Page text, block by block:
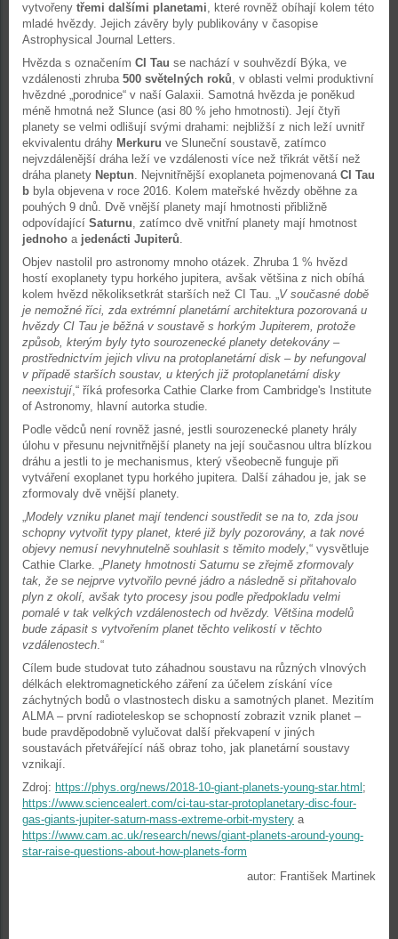
vytvořeny třemi dalšími planetami, které rovněž obíhají kolem této
mladé hvězdy. Jejich závěry byly publikovány v časopise
Astrophysical Journal Letters.
Hvězda s označením CI Tau se nachází v souhvězdí Býka, ve
vzdálenosti zhruba 500 světelných roků, v oblasti velmi produktivní
hvězdné „porodnice“ v naší Galaxii. Samotná hvězda je poněkud
méně hmotná než Slunce (asi 80 % jeho hmotnosti). Její čtyři
planety se velmi odlišují svými drahami: nejbližší z nich leží uvnitř
ekvivalentu dráhy Merkuru ve Sluneční soustavě, zatímco
nejvzdálenější dráha leží ve vzdálenosti více než třikrát větší než
dráha planety Neptun. Nejvnitřnější exoplaneta pojmenovaná CI Tau
b byla objevena v roce 2016. Kolem mateřské hvězdy oběhne za
pouhých 9 dnů. Dvě vnější planety mají hmotnosti přibližně
odpovídající Saturnu, zatímco dvě vnitřní planety mají hmotnost
jednoho a jedenácti Jupiterů.
Objev nastolil pro astronomy mnoho otázek. Zhruba 1 % hvězd
hostí exoplanety typu horkého jupitera, avšak většina z nich obíhá
kolem hvězd několiksetkrát starších než CI Tau. „V současné době
je nemožné říci, zda extrémní planetární architektura pozorovaná u
hvězdy CI Tau je běžná v soustavě s horkým Jupiterem, protože
způsob, kterým byly tyto sourozenecké planety detekovány –
prostřednictvím jejich vlivu na protoplanetární disk – by nefungoval
v případě starších soustav, u kterých již protoplanetární disky
neexistují,“ říká profesorka Cathie Clarke from Cambridge's Institute
of Astronomy, hlavní autorka studie.
Podle vědců není rovněž jasné, jestli sourozenecké planety hrály
úlohu v přesunu nejvnitřnější planety na její současnou ultra blízkou
dráhu a jestli to je mechanismus, který všeobecně funguje při
vytváření exoplanet typu horkého jupitera. Další záhadou je, jak se
zformovaly dvě vnější planety.
„Modely vzniku planet mají tendenci soustředit se na to, zda jsou
schopny vytvořit typy planet, které již byly pozorovány, a tak nové
objevy nemusí nevyhnutelně souhlasit s těmito modely,“ vysvětluje
Cathie Clarke. „Planety hmotnosti Saturnu se zřejmě zformovaly
tak, že se nejprve vytvořilo pevné jádro a následně si přitahovalo
plyn z okolí, avšak tyto procesy jsou podle předpokladu velmi
pomalé v tak velkých vzdálenostech od hvězdy. Většina modelů
bude zápasit s vytvořením planet těchto velikostí v těchto
vzdálenostech.“
Cílem bude studovat tuto záhadnou soustavu na různých vlnových
délkách elektromagnetického záření za účelem získání více
záchytných bodů o vlastnostech disku a samotných planet. Mezitím
ALMA – první radioteleskop se schopností zobrazit vznik planet –
bude pravděpodobně vylučovat další překvapení v jiných
soustavách přetvářející náš obraz toho, jak planetární soustavy
vznikají.
Zdroj: https://phys.org/news/2018-10-giant-planets-young-star.html ;
https://www.sciencealert.com/ci-tau-star-protoplanetary-disc-four-
gas-giants-jupiter-saturn-mass-extreme-orbit-mystery a
https://www.cam.ac.uk/research/news/giant-planets-around-young-
star-raise-questions-about-how-planets-form
autor: František Martinek